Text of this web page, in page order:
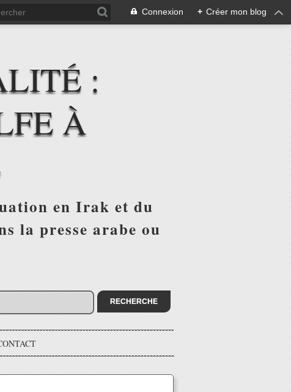
Connexion + Créer mon blog
:
À
en Irak et du
la presse arabe ou